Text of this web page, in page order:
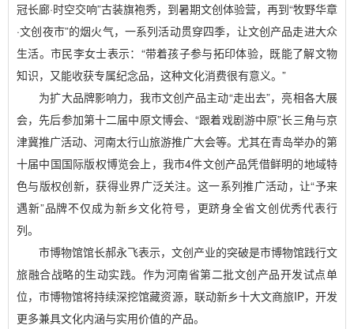
冠长廊·时空交响”古装旗袍秀，到暑期文创体验营，再到“牧野华章
·文创夜市”的烟火气，一系列活动贯穿四季，让文创产品走进大众
生活。市民李女士表示：“带着孩子参与拓印体验，既能了解文物
知识，又能收获专属纪念品，这种文化消费很有意义。”
为扩大品牌影响力，我市文创产品主动“走出去”，亮相各大展
会，先后参加第十二届中原文博会、“跟着戏剧游中原”长三角与京
津冀推广活动、河南太行山旅游推广大会等。尤其在青岛举办的第
十届中国国际版权博览会上，我市4件文创产品凭借鲜明的地域特
色与版权创新，获得业界广泛关注。这一系列推广活动，让“予来
遇新”品牌不仅成为新乡文化符号，更跻身全省文创优秀代表行
列。
市博物馆馆长郝永飞表示，文创产业的突破是市博物馆践行文
旅融合战略的生动实践。作为河南省第二批文创产品开发试点单
位，市博物馆将持续深挖馆藏资源，联动新乡十大文商旅IP，开发
更多兼具文化内涵与实用价值的产品。